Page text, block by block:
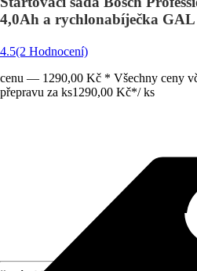
4,0Ah a rychlonabíječka GAL
4.5(2 Hodnocení)
cenu — 1290,00 Kč * Všechny ceny
přepravu za ks1290,00 Kč*/ ks